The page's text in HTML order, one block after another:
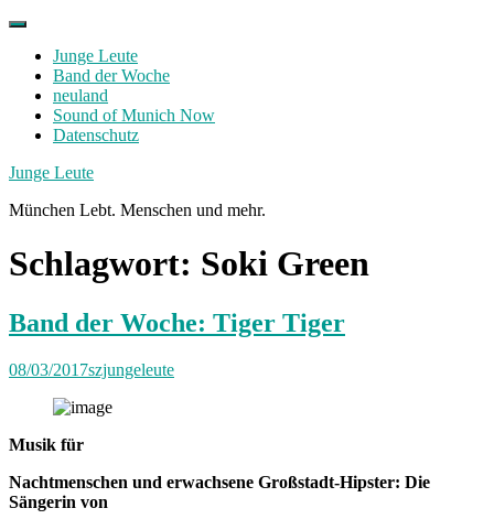
Skip
contentJunge Leute
Band der Woche
neuland
Sound of Munich Now
Datenschutz
Facebook
Twitter
Instagram
Junge Leute
München Lebt. Menschen und mehr.
Schlagwort: Soki Green
Band der Woche: Tiger Tiger
08/03/2017szjungeleute
Musik für
Nachtmenschen und erwachsene Großstadt-Hipster: Die
Sängerin von